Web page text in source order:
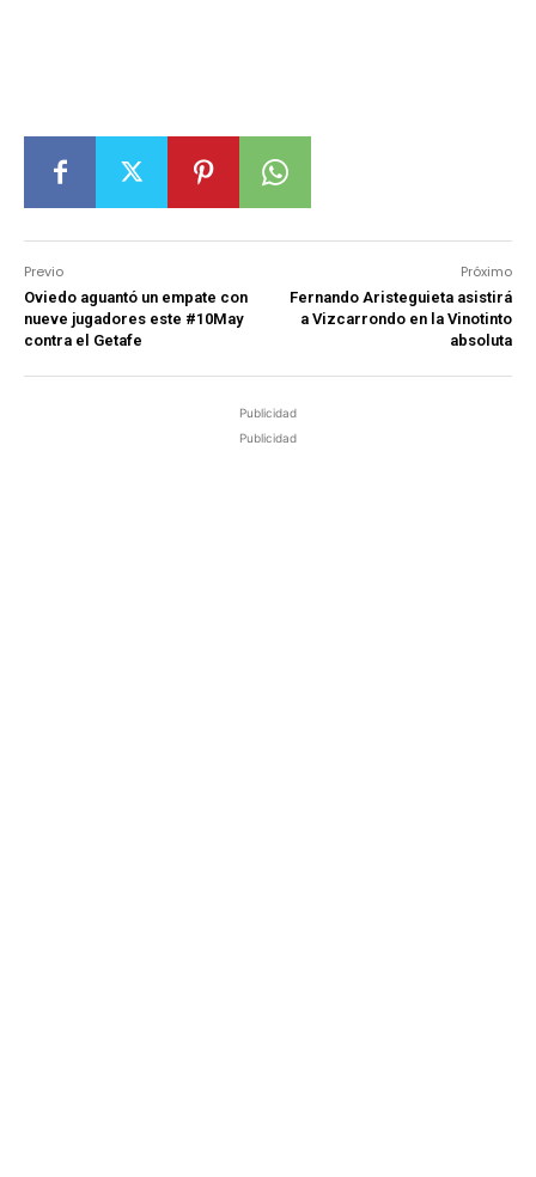
Previo
Oviedo aguantó un empate con
nueve jugadores este #10May
contra el Getafe
Próximo
Fernando Aristeguieta asistirá
a Vizcarrondo en la Vinotinto
absoluta
Publicidad
Publicidad